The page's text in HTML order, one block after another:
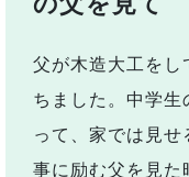
父が木造大工をし
ちました。中学生
って、家では見
事に励む父を見た